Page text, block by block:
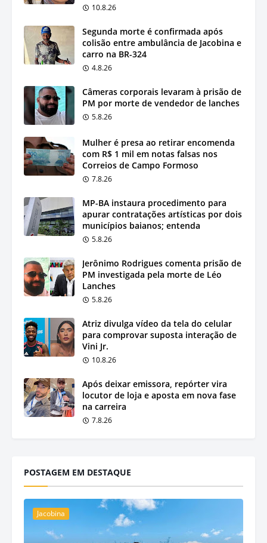
10.8.26
Segunda morte é confirmada após
colisão entre ambulância de Jacobina e
carro na BR-324
4.8.26
Câmeras corporais levaram à prisão de
PM por morte de vendedor de lanches
5.8.26
Mulher é presa ao retirar encomenda
com R$ 1 mil em notas falsas nos
Correios de Campo Formoso
7.8.26
MP-BA instaura procedimento para
apurar contratações artísticas por dois
municípios baianos; entenda
5.8.26
Jerônimo Rodrigues comenta prisão de
PM investigada pela morte de Léo
Lanches
5.8.26
Atriz divulga vídeo da tela do celular
para comprovar suposta interação de
Vini Jr.
10.8.26
Após deixar emissora, repórter vira
locutor de loja e aposta em nova fase
na carreira
7.8.26
POSTAGEM EM DESTAQUE
Jacobina